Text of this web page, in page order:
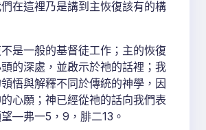
在這裡乃是講到主恢復該有的構
是一般的基督徒工作；主的恢復
的深處，並啟示於祂的話裡；我
悟與解釋不同於傳統的神學，因
心願；神已經從祂的話向我們表
—弗一5，9，腓二13。